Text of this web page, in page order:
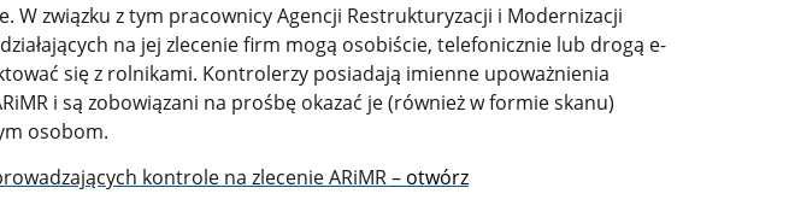
W związku z tym pracownicy Agencji Restrukturyzacji i Modernizacji
na jej zlecenie firm mogą osobiście, telefonicznie lub drogą e-
się z rolnikami. Kontrolerzy posiadają imienne upoważnienia
i są zobowiązani na prośbę okazać je (również w formie skanu)
osobom.
kontrole na zlecenie ARiMR – otwórz